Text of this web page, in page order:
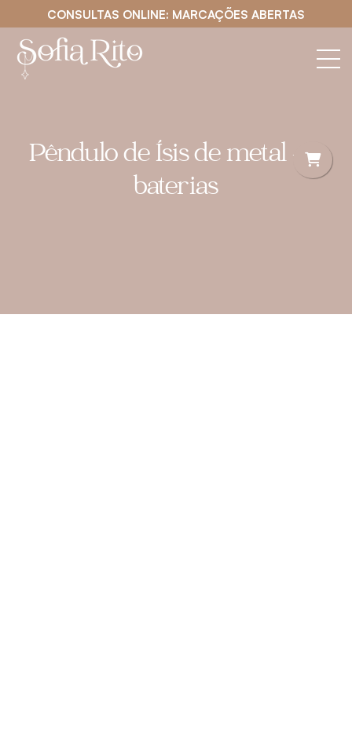
CONSULTAS ONLINE: MARCAÇÕES ABERTAS
Pêndulo de Ísis de metal – 4
baterias